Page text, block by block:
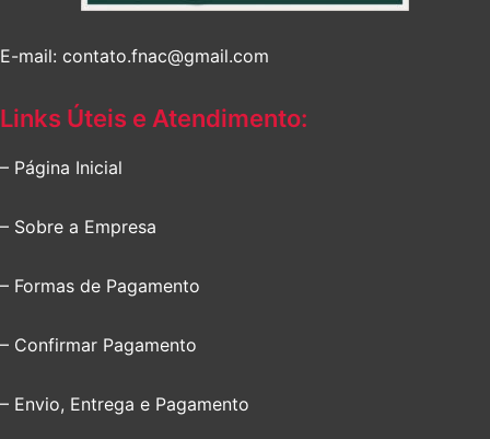
E-mail: contato.fnac@gmail.com
Links Úteis e Atendimento:
– Página Inicial
– Sobre a Empresa
– Formas de Pagamento
– Confirmar Pagamento
– Envio, Entrega e Pagamento